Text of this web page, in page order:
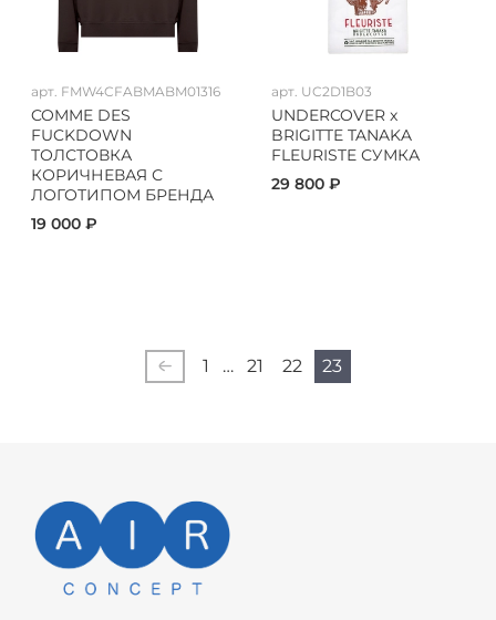
арт. FMW4CFABMABM01316
COMME DES
FUCKDOWN
ТОЛСТОВКА
КОРИЧНЕВАЯ С
ЛОГОТИПОМ БРЕНДА
19 000 ₽
арт. UC2D1B03
UNDERCOVER x
BRIGITTE TANAKA
FLEURISTE СУМКА
29 800 ₽
1 … 21 22 23